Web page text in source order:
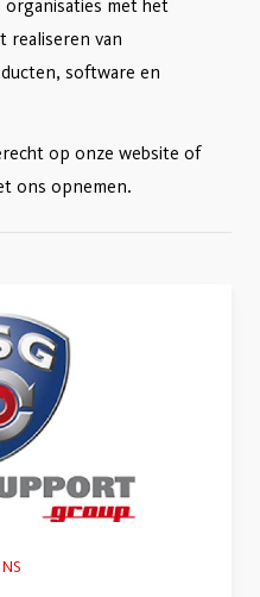
met het
realiseren van
software en
op onze website of
ons opnemen.